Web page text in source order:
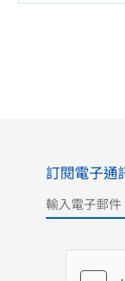
訂閱電子通